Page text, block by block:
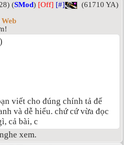
(SMod) [Off] [#]
(61710 YA)
viết cho đúng chính tả để
và dễ hiểu. chứ cứ vừa đọc
cả bài, c
xem.